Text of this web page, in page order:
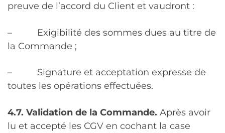
preuve de l’accord du Client et vaudront :
– Exigibilité des sommes dues au titre de
la Commande ;
– Signature et acceptation expresse de
toutes les opérations effectuées.
4.7. Validation de la Commande. Après avoir
lu et accepté les CGV en cochant la case